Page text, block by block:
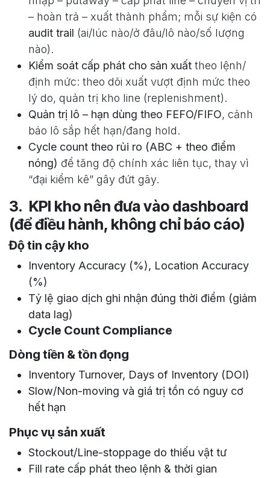
– hoàn trả – xuất thành phẩm; mỗi sự kiện có
audit trail (ai/lúc nào/ở đâu/lô nào/số lượng
nào).
Kiểm soát cấp phát cho sản xuất theo lệnh/
định mức: theo dõi xuất vượt định mức theo
lý do, quản trị kho line (replenishment).
Quản trị lô – hạn dùng theo FEFO/FIFO, cảnh
báo lô sắp hết hạn/đang hold.
Cycle count theo rủi ro (ABC + theo điểm
nóng) để tăng độ chính xác liên tục, thay vì
“đại kiểm kê” gây đứt gãy.
3. KPI kho nên đưa vào dashboard
(để điều hành, không chỉ báo cáo)
Độ tin cậy kho
Inventory Accuracy (%), Location Accuracy
(%)
Tỷ lệ giao dịch ghi nhận đúng thời điểm (giảm
data lag)
Cycle Count Compliance
Dòng tiền & tồn đọng
Inventory Turnover, Days of Inventory (DOI)
Slow/Non-moving và giá trị tồn có nguy cơ
hết hạn
Phục vụ sản xuất
Stockout/Line-stoppage do thiếu vật tư
Fill rate cấp phát theo lệnh & thời gian